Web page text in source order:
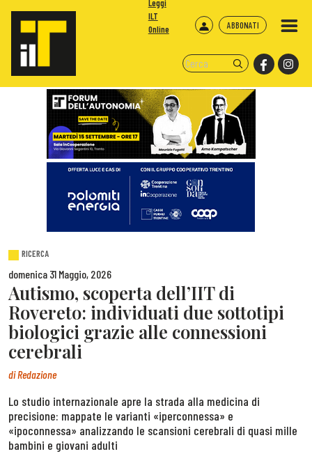
ABBONATI
Leggi
ILT
Online
RICERCA
domenica 31 Maggio, 2026
Autismo, scoperta dell’IIT di
Rovereto: individuati due sottotipi
biologici grazie alle connessioni
cerebrali
diRedazione
Lo studio internazionale apre la strada alla medicina di
precisione: mappate le varianti «iperconnessa» e
«ipoconnessa» analizzando le scansioni cerebrali di quasi mille
bambini e giovani adulti